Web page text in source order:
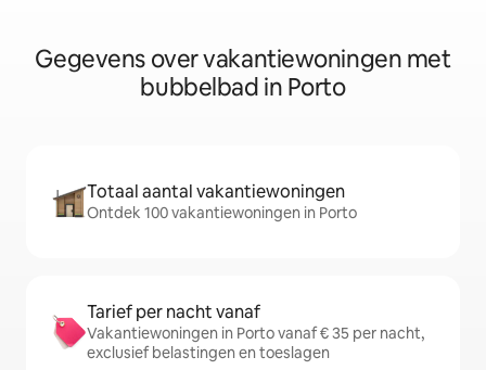
Gegevens over vakantiewoningen met
bubbelbad in Porto
Totaal aantal vakantiewoningen
Ontdek 100 vakantiewoningen in Porto
Tarief per nacht vanaf
Vakantiewoningen in Porto vanaf € 35 per nacht,
exclusief belastingen en toeslagen